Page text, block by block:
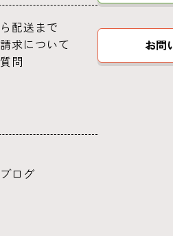
配送まで
求について
問
ログ
お問